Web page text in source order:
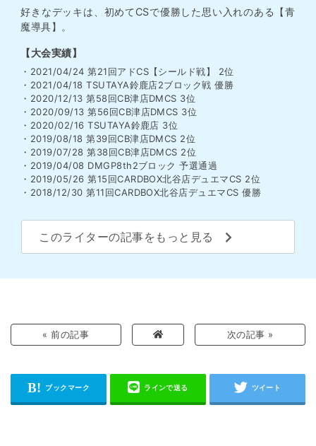
好きなデッキは、初めてCSで優勝した思い入れのある【青
魔導具】。
【大会実績】
・2021/04/24 第21回アドCS【シールド戦】 2位
・2021/04/18 TSUTAYA鈴鹿店2ブロック戦 優勝
・2020/12/13 第58回CB津店DMCS 3位
・2020/09/13 第56回CB津店DMCS 3位
・2020/02/16 TSUTAYA鈴鹿店 3位
・2019/08/18 第39回CB津店DMCS 2位
・2019/07/28 第38回CB津店DMCS 2位
・2019/04/08 DMGP8th2ブロック 予選通過
・2019/05/26 第15回CARDBOX北谷店デュエマCS 2位
・2018/12/30 第11回CARDBOX北谷店デュエマCS 優勝
このライターの記事をもっと見る
« 前の記事 次の記事 »